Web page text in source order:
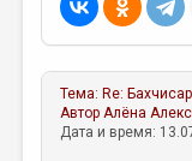
Тема: Re:
АвторАлёна
Дата и время: